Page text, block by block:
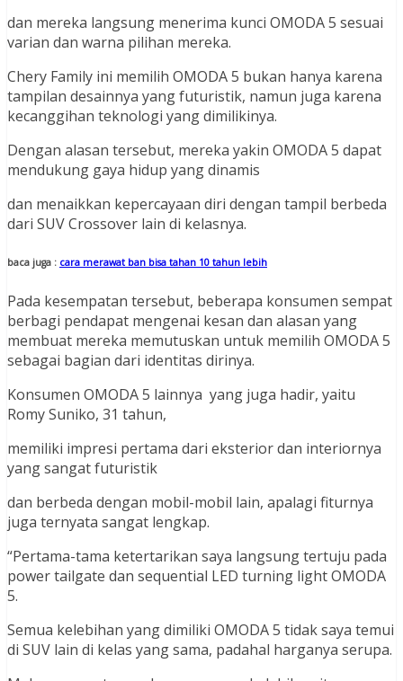
dan mereka langsung menerima kunci OMODA 5 sesuai
varian dan warna pilihan mereka.
Chery Family ini memilih OMODA 5 bukan hanya karena
tampilan desainnya yang futuristik, namun juga karena
kecanggihan teknologi yang dimilikinya.
Dengan alasan tersebut, mereka yakin OMODA 5 dapat
mendukung gaya hidup yang dinamis
dan menaikkan kepercayaan diri dengan tampil berbeda
dari SUV Crossover lain di kelasnya.
baca juga : cara merawat ban bisa tahan 10 tahun lebih
Pada kesempatan tersebut, beberapa konsumen sempat
berbagi pendapat mengenai kesan dan alasan yang
membuat mereka memutuskan untuk memilih OMODA 5
sebagai bagian dari identitas dirinya.
Konsumen OMODA 5 lainnya yang juga hadir, yaitu
Romy Suniko, 31 tahun,
memiliki impresi pertama dari eksterior dan interiornya
yang sangat futuristik
dan berbeda dengan mobil-mobil lain, apalagi fiturnya
juga ternyata sangat lengkap.
“Pertama-tama ketertarikan saya langsung tertuju pada
power tailgate dan sequential LED turning light OMODA
5.
Semua kelebihan yang dimiliki OMODA 5 tidak saya temui
di SUV lain di kelas yang sama, padahal harganya serupa.